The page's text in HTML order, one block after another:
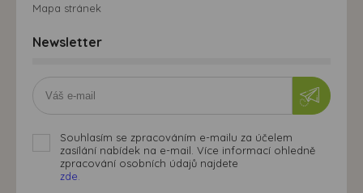
Mapa stránek
Newsletter
Souhlasím se zpracováním e-mailu za účelem
zasílání nabídek na e-mail. Více informací ohledně
zpracování osobních údajů najdete
zde.